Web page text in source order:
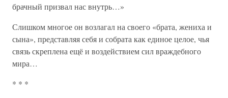
брачный призвал нас внутрь…»
Слишком многое он возлагал на своего «брата, жениха и
сына», представляя себя и собрата как единое целое, чья
связь скреплена ещё и воздействием сил враждебного
мира…
* * *